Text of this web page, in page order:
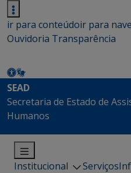
ir para conteúdoir para
Ouvidoria Transparência
SEAD
Secretaria de Estado de
Humanos
Institucional Serviços